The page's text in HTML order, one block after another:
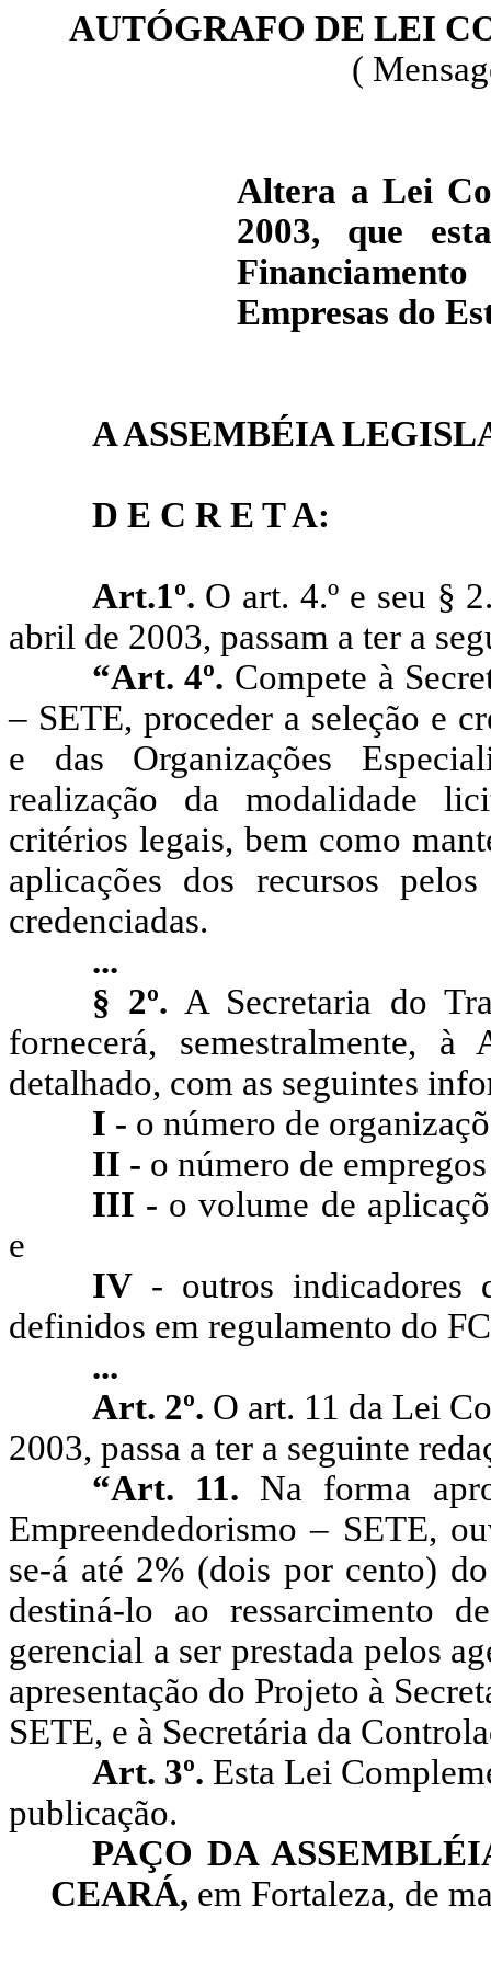
AUTÓGRAFO DE LEI
(
Altera a Lei
2003, que
Empresas do
A ASSEMBÉIA
D E C R E T A:
Art.1º. O art. 4.º e seu §
abril de 2003, passam a ter a
“Art. 4º. Compete à
– SETE, proceder a seleção e
e das Organizações
realização da modalidade
critérios legais, bem como
aplicações dos recursos
credenciadas.
...
§ 2º. A Secretaria do
fornecerá, semestralmente, à
detalhado, com as seguintes
I - o número de
II - o número de
III - o volume de
e
IV- outros indicadores
definidos em regulamento do
...
Art. 2º. O art. 11 da Lei
2003, passa a ter a seguinte
“Art. 11. Na forma
Empreendedorismo – SETE,
se-á até 2% (dois por cento)
destiná-lo ao ressarcimento
gerencial a ser prestada pelos
apresentação do Projeto à
SETE, e à Secretária da
Art. 3º. Esta Lei
publicação.
PAÇO DA
CEARÁ, em Fortaleza, de